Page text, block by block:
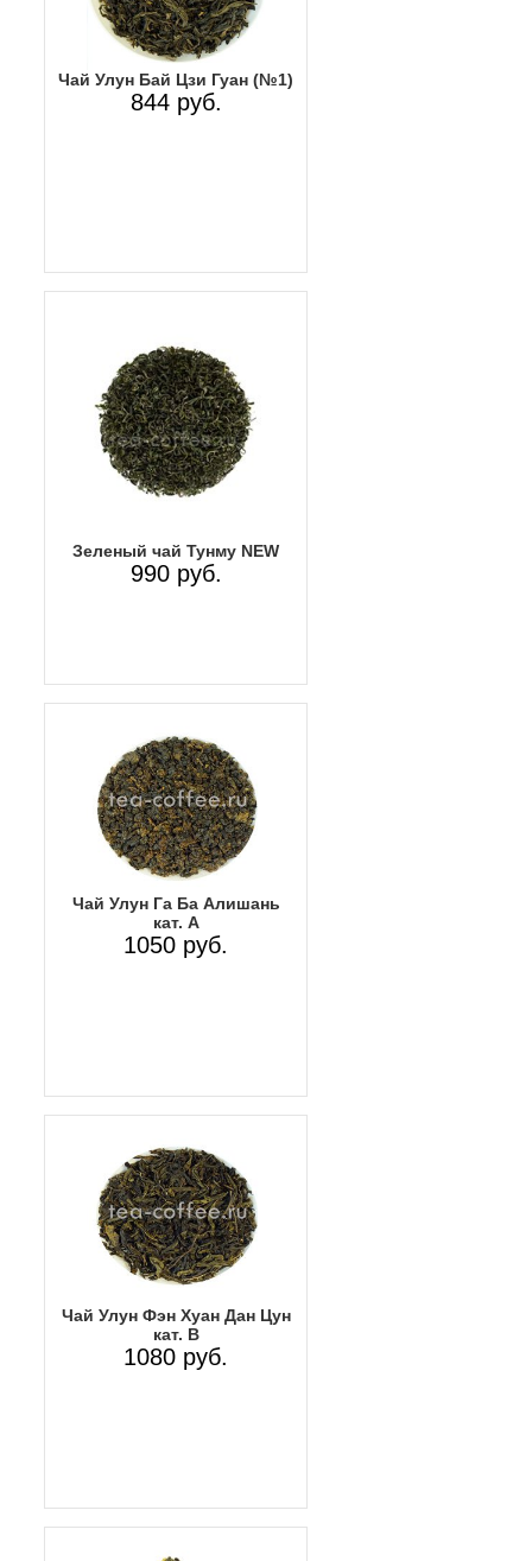
Чай Улун Бай Цзи Гуан (№1)
844 руб.
Зеленый чай Тунму NEW
990 руб.
Чай Улун Га Ба Алишань
кат. А
1050 руб.
Чай Улун Фэн Хуан Дан Цун
кат. B
1080 руб.